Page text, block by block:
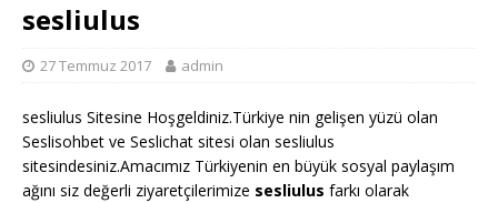
sesliulus
27 Temmuz 2017 admin
sesliulus Sitesine Hoşgeldiniz.Türkiye nin gelişen yüzü olan
Seslisohbet ve Seslichat sitesi olan sesliulus
sitesindesiniz.Amacımız Türkiyenin en büyük sosyal paylaşım
ağını siz değerli ziyaretçilerimize sesliulus farkı olarak